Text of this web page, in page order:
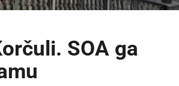
SOA ga